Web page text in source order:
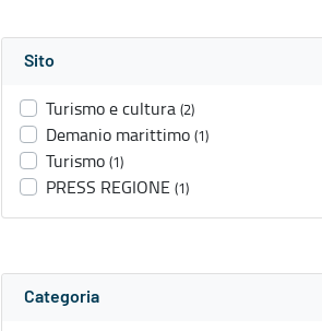
Sito
Turismo e cultura (2)
Demanio marittimo (1)
Turismo (1)
PRESS REGIONE (1)
Categoria